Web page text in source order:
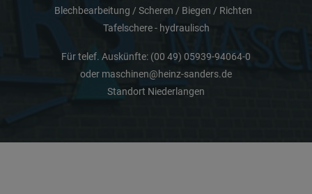
Blechbearbeitung / Scheren / Biegen / Richten
Tafelschere - hydraulisch
Für telef. Auskünfte: (00 49) 05939-94064-0
oder maschinen@heinz-sanders.de
Standort Niederlangen